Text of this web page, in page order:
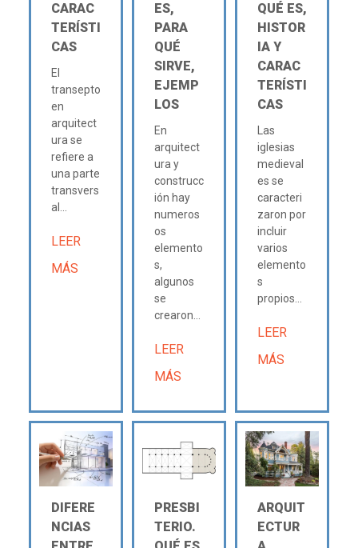
CARAC
TERÍSTI
CAS
El
transepto
en
arquitect
ura se
refiere a
una parte
transvers
al...
LEER
MÁS
ES,
PARA
QUÉ
SIRVE,
EJEMP
LOS
En
arquitect
ura y
construcc
ión hay
numeros
os
elemento
s,
algunos
se
crearon...
LEER
MÁS
QUÉ ES,
HISTOR
IA Y
CARAC
TERÍSTI
CAS
Las
iglesias
medieval
es se
caracteri
zaron por
incluir
varios
elemento
s
propios...
LEER
MÁS
DIFERE
NCIAS
PRESBI
TERIO.
ARQUIT
ECTUR